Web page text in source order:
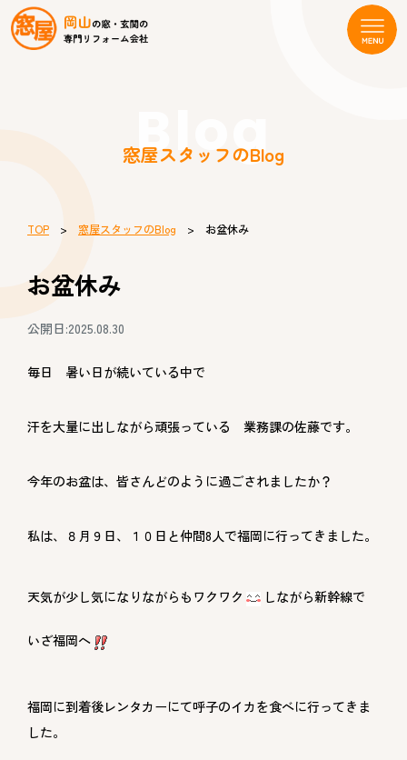
Blog
窓屋スタッフのBlog
TOP > 窓屋スタッフのBlog > お盆休み
お盆休み
公開日:2025.08.30
毎日 暑い日が続いている中で
汗を大量に出しながら頑張っている 業務課の佐藤です。
今年のお盆は、皆さんどのように過ごされましたか？
私は、８月９日、１０日と仲間8人で福岡に行ってきました。
天気が少し気になりながらもワクワク しながら新幹線で
いざ福岡へ
福岡に到着後レンタカーにて呼子のイカを食べに行ってきま
した。